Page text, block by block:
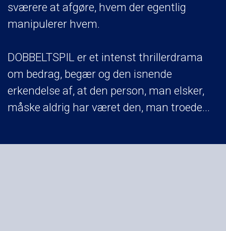
sværere at afgøre, hvem der egentlig
manipulerer hvem.
DOBBELTSPIL er et intenst thrillerdrama
om bedrag, begær og den isnende
erkendelse af, at den person, man elsker,
måske aldrig har været den, man troede...